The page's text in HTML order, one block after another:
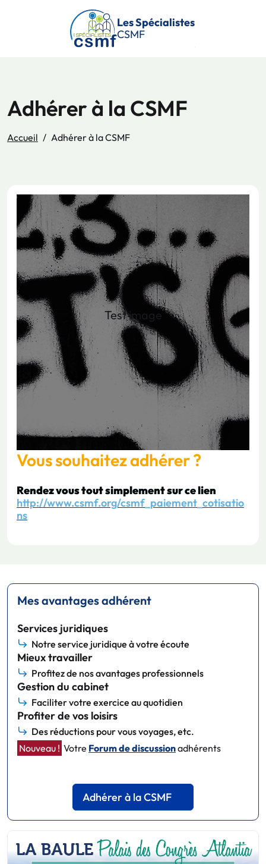
Passer au contenu principal
Les Spécialistes
CSMF
Adhérer à la CSMF
Accueil Adhérer à la CSMF
Test image
Vous souhaitez adhérer ?
Rendez vous tout simplement sur ce lien
http://www.csmf.org/csmf_paiement_cotisatio
ns
Mes avantages adhérent
Services juridiques
Notre service juridique à votre écoute
Mieux travailler
Profitez de nos avantages professionnels
Gestion du cabinet
Faciliter votre exercice au quotidien
Profiter de vos loisirs
Des réductions pour vous voyages, etc.
Nouveau ! Votre Forum de discussionadhérents
Adhérer à la CSMF